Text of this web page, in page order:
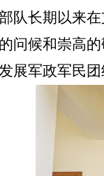
队长期以来
问候和崇高
展军政军民